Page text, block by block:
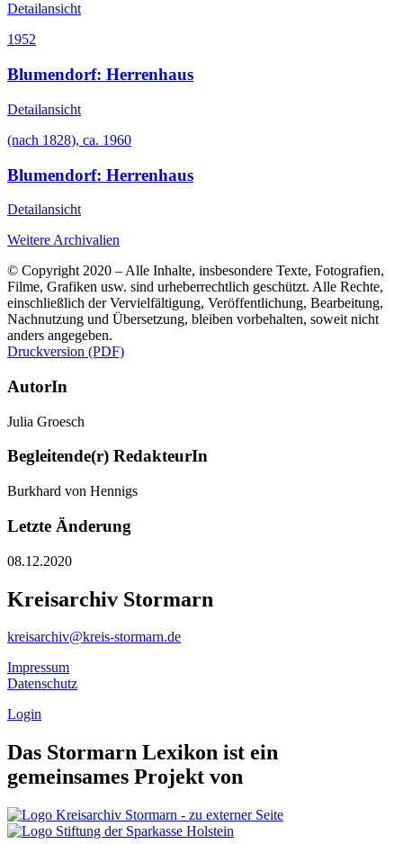
Detailansicht
1952
Blumendorf: Herrenhaus
Detailansicht
(nach 1828), ca. 1960
Blumendorf: Herrenhaus
Detailansicht
Weitere Archivalien
© Copyright 2020 – Alle Inhalte, insbesondere Texte, Fotografien,
Filme, Grafiken usw. sind urheberrechtlich geschützt. Alle Rechte,
einschließlich der Vervielfältigung, Veröffentlichung, Bearbeitung,
Nachnutzung und Übersetzung, bleiben vorbehalten, soweit nicht
anders angegeben.
Druckversion (PDF)
AutorIn
Julia Groesch
Begleitende(r) RedakteurIn
Burkhard von Hennigs
Letzte Änderung
08.12.2020
Kreisarchiv Stormarn
kreisarchiv@kreis-stormarn.de
Impressum
Datenschutz
Login
Das Stormarn Lexikon ist ein
gemeinsames Projekt von